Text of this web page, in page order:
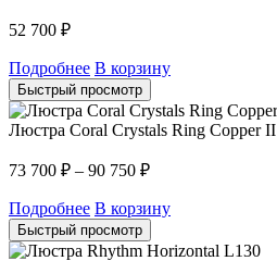
52 700 ₽
Подробнее В корзину
Быстрый просмотр
Люстра Coral Crystals Ring Copper II
73 700 ₽ – 90 750 ₽
Подробнее В корзину
Быстрый просмотр